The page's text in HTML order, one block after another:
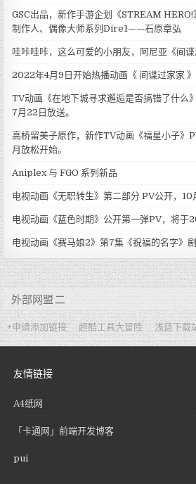
GSC出品，新作手游企划《STREAM
制作人、偶像大师系列Dire1——石原章弘
哇咔哇咔，这么可爱的小朋友，阿尼亚《间谍
2022年4月9日开始热播动画《 间谍过家家
TV动画《在地下城寻求邂逅是否搞错了什么
7月22日放送。
高桥留美子原作，新作TV动画《福星小子》
月放松开始。
Aniplex 与 FGO 系列新品
电视动画《无职转生》第二部分 PV公开，10
电视动画《蓝色时期》公开第一弹PV，将于
电视动画《赛马娘2》第7集《祝福的名字》
外部网盟 二
+申请添加链接 超酷工具大冒险 浅蓝下载
友情链接
A4纸网
「卡通网」前端开发博客
pui